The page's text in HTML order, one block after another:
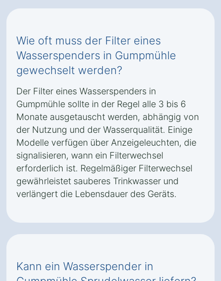
Wie oft muss der Filter eines
Wasserspenders in Gumpmühle
gewechselt werden?
Der Filter eines Wasserspenders in
Gumpmühle sollte in der Regel alle 3 bis 6
Monate ausgetauscht werden, abhängig von
der Nutzung und der Wasserqualität. Einige
Modelle verfügen über Anzeigeleuchten, die
signalisieren, wann ein Filterwechsel
erforderlich ist. Regelmäßiger Filterwechsel
gewährleistet sauberes Trinkwasser und
verlängert die Lebensdauer des Geräts.
Kann ein Wasserspender in